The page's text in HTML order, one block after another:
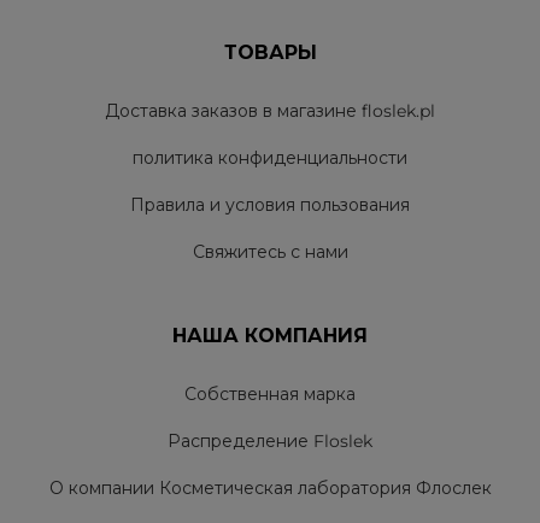
ТОВАРЫ
Доставка заказов в магазине floslek.pl
политика конфиденциальности
Правила и условия пользования
Свяжитесь с нами
НАША КОМПАНИЯ
Собственная марка
Распределение Floslek
О компании Косметическая лаборатория Флослек